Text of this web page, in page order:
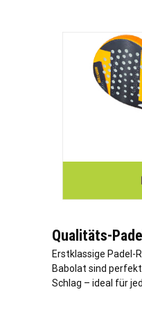
Qualitäts-
Erstklassige Padel-
Babolat sind
Schlag – ideal für